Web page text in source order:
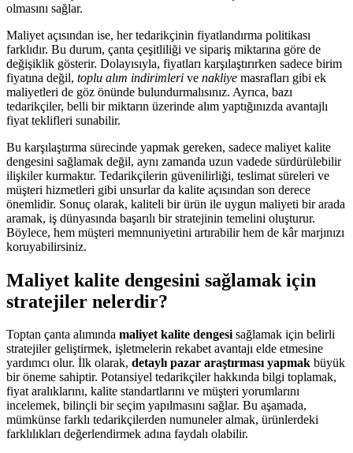
olmasını sağlar.
Maliyet açısından ise, her tedarikçinin fiyatlandırma politikası
farklıdır. Bu durum, çanta çeşitliliği ve sipariş miktarına göre de
değişiklik gösterir. Dolayısıyla, fiyatları karşılaştırırken sadece birim
fiyatına değil, toplu alım indirimleri ve nakliye masrafları gibi ek
maliyetleri de göz önünde bulundurmalısınız. Ayrıca, bazı
tedarikçiler, belli bir miktarın üzerinde alım yaptığınızda avantajlı
fiyat teklifleri sunabilir.
Bu karşılaştırma sürecinde yapmak gereken, sadece maliyet kalite
dengesini sağlamak değil, aynı zamanda uzun vadede sürdürülebilir
ilişkiler kurmaktır. Tedarikçilerin güvenilirliği, teslimat süreleri ve
müşteri hizmetleri gibi unsurlar da kalite açısından son derece
önemlidir. Sonuç olarak, kaliteli bir ürün ile uygun maliyeti bir arada
aramak, iş dünyasında başarılı bir stratejinin temelini oluşturur.
Böylece, hem müşteri memnuniyetini artırabilir hem de kâr marjınızı
koruyabilirsiniz.
Maliyet kalite dengesini sağlamak için
stratejiler nelerdir?
Toptan çanta alımında maliyet kalite dengesisağlamak için belirli
stratejiler geliştirmek, işletmelerin rekabet avantajı elde etmesine
yardımcı olur. İlk olarak, detaylı pazar araştırması yapmak büyük
bir öneme sahiptir. Potansiyel tedarikçiler hakkında bilgi toplamak,
fiyat aralıklarını, kalite standartlarını ve müşteri yorumlarını
incelemek, bilinçli bir seçim yapılmasını sağlar. Bu aşamada,
mümkünse farklı tedarikçilerden numuneler almak, ürünlerdeki
farklılıkları değerlendirmek adına faydalı olabilir.